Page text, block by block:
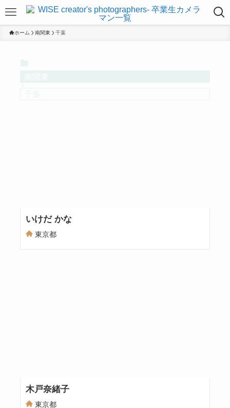
ホーム 南関東 千葉
いけだ かな
東京都
木戸奈緒子
東京都